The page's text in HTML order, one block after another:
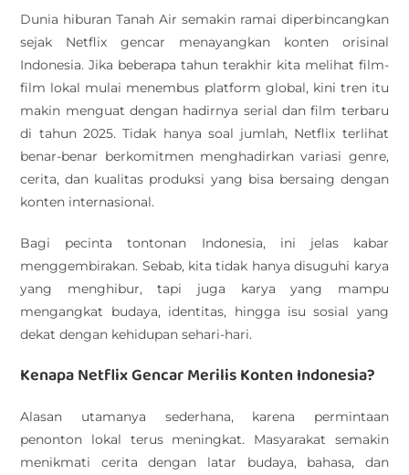
Dunia hiburan Tanah Air semakin ramai diperbincangkan
sejak Netflix gencar menayangkan konten orisinal
Indonesia. Jika beberapa tahun terakhir kita melihat film-
film lokal mulai menembus platform global, kini tren itu
makin menguat dengan hadirnya serial dan film terbaru
di tahun 2025. Tidak hanya soal jumlah, Netflix terlihat
benar-benar berkomitmen menghadirkan variasi genre,
cerita, dan kualitas produksi yang bisa bersaing dengan
konten internasional.
Bagi pecinta tontonan Indonesia, ini jelas kabar
menggembirakan. Sebab, kita tidak hanya disuguhi karya
yang menghibur, tapi juga karya yang mampu
mengangkat budaya, identitas, hingga isu sosial yang
dekat dengan kehidupan sehari-hari.
Kenapa Netflix Gencar Merilis Konten Indonesia?
Alasan utamanya sederhana, karena permintaan
penonton lokal terus meningkat. Masyarakat semakin
menikmati cerita dengan latar budaya, bahasa, dan